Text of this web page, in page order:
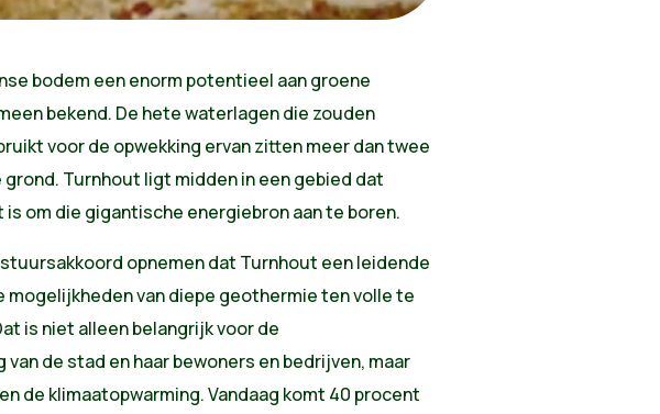
bodem een enorm potentieel aan groene
bekend. De hete waterlagen die zouden
voor de opwekking ervan zitten meer dan twee
Turnhout ligt midden in een gebied dat
om die gigantische energiebron aan te boren.
opnemen dat Turnhout een leidende
mogelijkheden van diepe geothermie ten volle te
is niet alleen belangrijk voor de
de stad en haar bewoners en bedrijven, maar
de klimaatopwarming. Vandaag komt 40 procent